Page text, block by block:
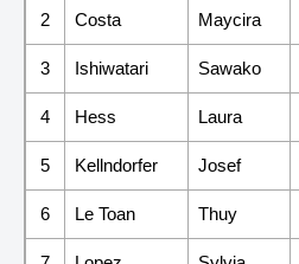
2 Costa Maycira
3 Ishiwatari Sawako
4 Hess Laura
5 Kellndorfer Josef
6 Le Toan Thuy